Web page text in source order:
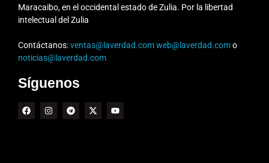
Maracaibo, en el occidental estado de Zulia. Por la libertad
intelectual del Zulia
Contáctanos:ventas@laverdad.comweb@laverdad.como
noticias@laverdad.com
Síguenos